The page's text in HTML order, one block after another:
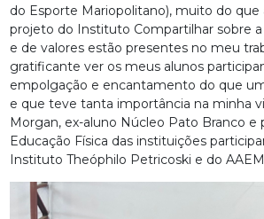
do Esporte Mariopolitano), muito do que
projeto do Instituto Compartilhar sobre
e de valores estão presentes no meu
gratificante ver os meus alunos
empolgação e encantamento do que
e que teve tanta importância na minha
Morgan, ex-aluno Núcleo Pato Branco e
Educação Física das instituições
Instituto Theóphilo Petricoski e do